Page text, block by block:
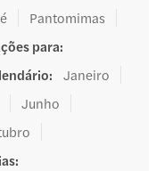
Pantomimas
para:
:
Janeiro
Junho
: